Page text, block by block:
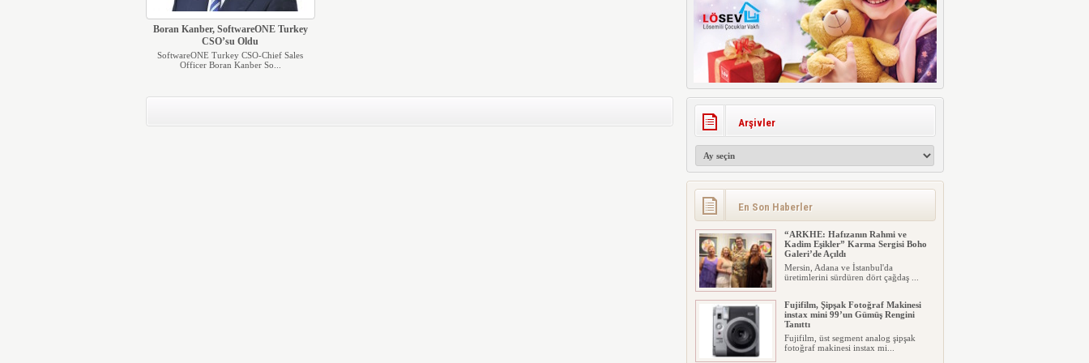
Boran Kanber, SoftwareONE Turkey
CSO’su Oldu
SoftwareONE Turkey CSO-Chief Sales
Officer Boran Kanber So...
Arşivler
En Son Haberler
“ARKHE: Hafızanın Rahmi ve
Kadim Eşikler” Karma Sergisi Boho
Galeri’de Açıldı
Mersin, Adana ve İstanbul'da
üretimlerini sürdüren dört çağdaş ...
Fujifilm, Şipşak Fotoğraf Makinesi
instax mini 99’un Gümüş Rengini
Tanıttı
Fujifilm, üst segment analog şipşak
fotoğraf makinesi instax mi...